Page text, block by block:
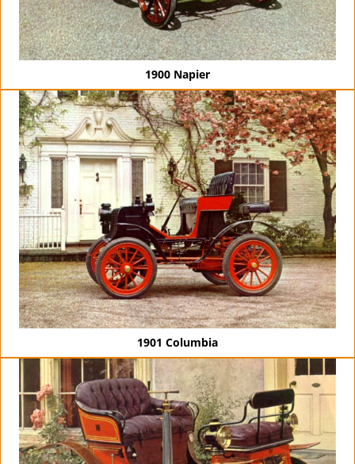
1900 Napier
1901 Columbia